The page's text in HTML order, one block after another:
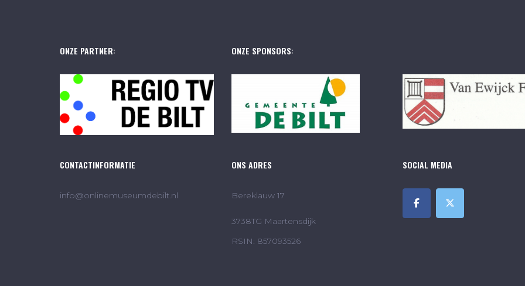
ONZE PARTNER: ONZE SPONSORS:
CONTACTINFORMATIE
info@onlinemuseumdebilt.nl
ONS ADRES
Bereklauw 17
3738TG Maartensdijk
RSIN: 857093526
SOCIAL MEDIA